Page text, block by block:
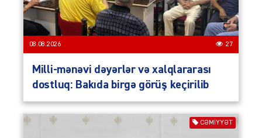
08.08.2026 27
Milli-mənəvi dəyərlər və xalqlararası
dostluq: Bakıda birgə görüş keçirilib
CƏMIYYƏT